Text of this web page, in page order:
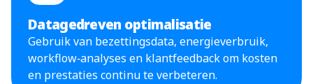
Datagedreven optimalisatie
Gebruik van bezettingsdata, energieverbruik,
workflow‑analyses en klantfeedback om kosten
en prestaties continu te verbeteren.